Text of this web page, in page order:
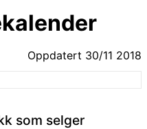
Oppdatert 30/11 2018
som selger